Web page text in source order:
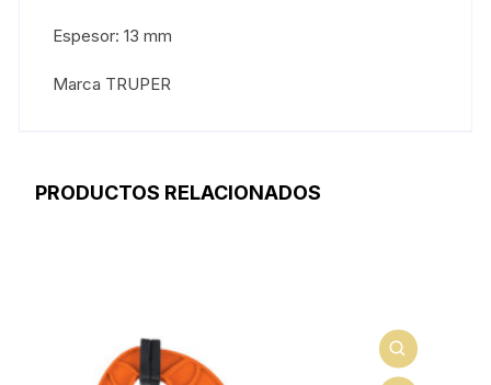
Espesor: 13 mm
Marca TRUPER
PRODUCTOS RELACIONADOS